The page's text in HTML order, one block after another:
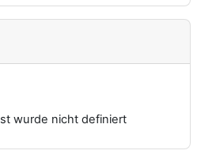
wurde nicht definiert